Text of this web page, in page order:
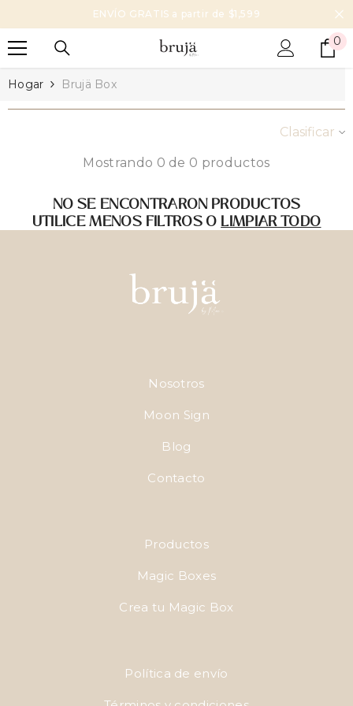
contenido
ENVÍO GRATIS a partir de $1,599
0 0
Hogar
Brujä Box
Clasificar
Mostrando 0 de 0 productos
NO SE ENCONTRARON PRODUCTOS
UTILICE MENOS FILTROS OLIMPIAR TODO
Nosotros
Moon Sign
Blog
Contacto
Productos
Magic Boxes
Crea tu Magic Box
Política de envío